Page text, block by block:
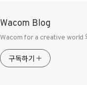
Wacom Blog
Wacom for a creative world
구독하기